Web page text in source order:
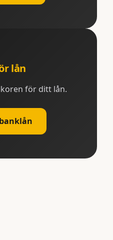
lån
för ditt lån.